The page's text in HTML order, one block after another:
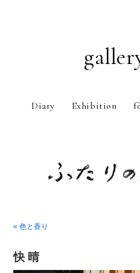
Diary Exhibition
« 色と香り
快 晴